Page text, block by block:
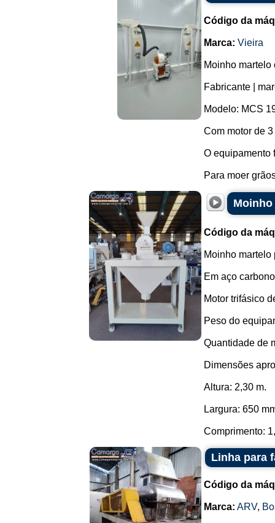
Código da
Marca: Vieira
Moinho
Fabricante |
Modelo: MCS
Com motor de 3
O equipamento
Para moer
Código da
Moinho martelo
Em aço
Motor trifásico
Peso do
Quantidade de
Dimensões
Altura: 2,30 m.
Largura: 650
Comprimento:
Linha para
Código da
Marca: ARV,